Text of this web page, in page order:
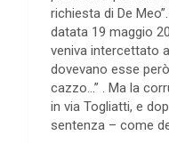
richiesta di De
datata 19 maggio
veniva intercettato
dovevano esse
cazzo…” . Ma la
in via Togliatti, e
sentenza – come